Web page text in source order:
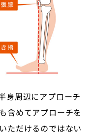
身周辺にアプローチ
含めてアプローチを
ただけるのではない